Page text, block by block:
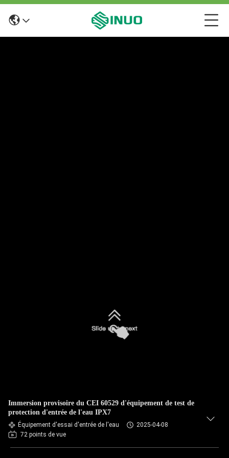
Immersion provisoire du CEI 60529 d'équipement de test de
protection d'entrée de l'eau IPX7
Équipement d'essai d'entrée de l'eau
2025-04-08
72 points de vue